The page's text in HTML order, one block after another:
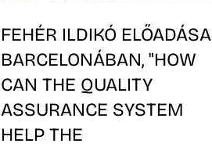
FEHÉR ILDIKÓ ELŐADÁSA
BARCELONÁBAN, "HOW
CAN THE QUALITY
ASSURANCE SYSTEM
HELP THE